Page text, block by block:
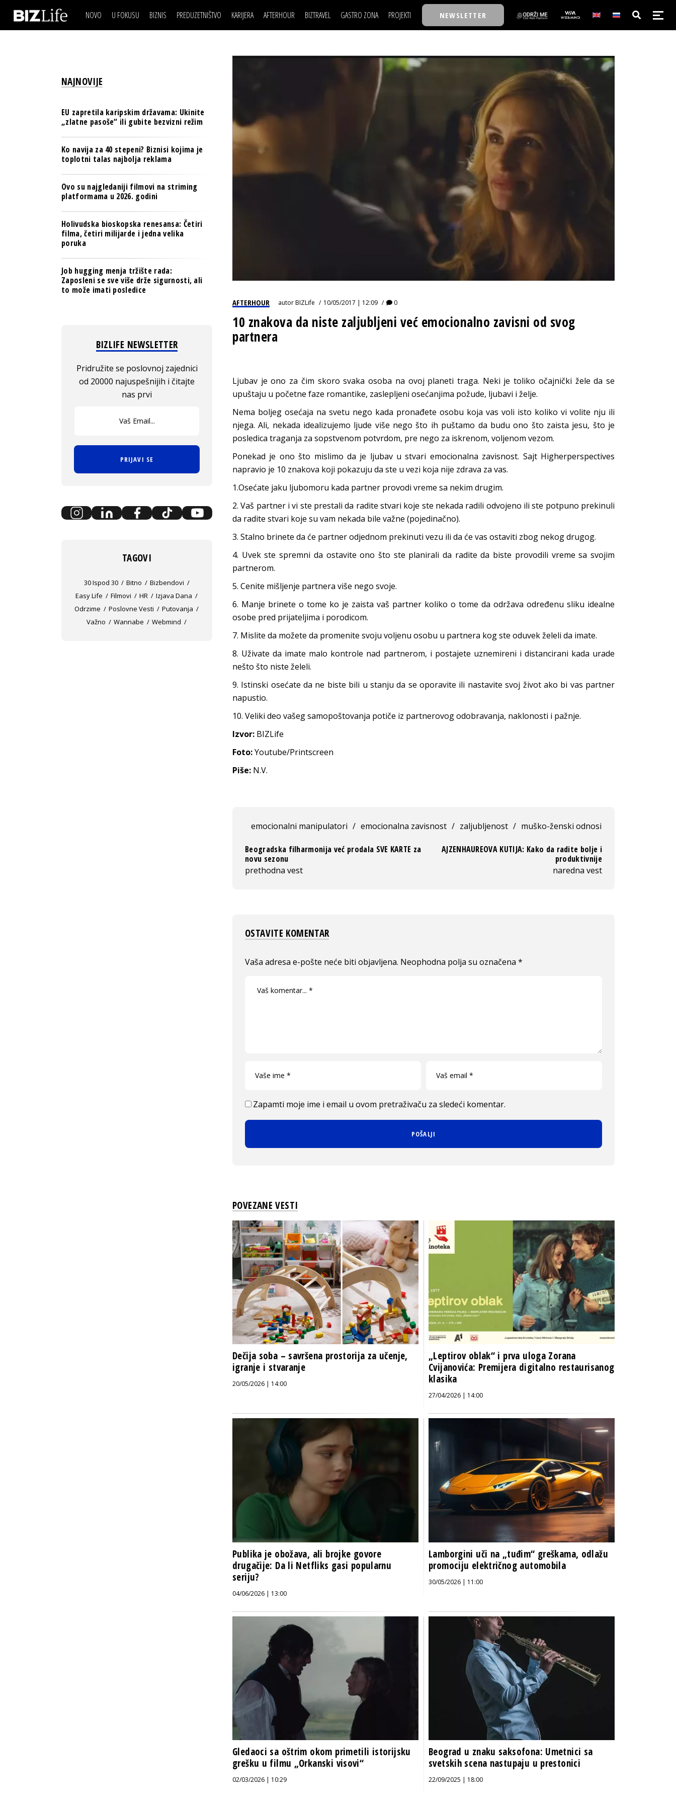
NOVO U FOKUSU BIZNIS
BANKE
OSIGURANJE
TECH I AI
BIZNIS & SPORT
PULS REGIONA
NOVO NA RAFU
PREDUZETNIŠTVO KARIJERA
KNOW-HOW
AFTERHOUR
WELLBEING
BIZTRAVEL GASTRO ZONA PROJEKTI
TASTY TALKS
BMW BIZNIS LIGA
NEWSLETTER
IZJAVA DANABIZNIS SCENA
BREND I KOMUNIKACIJE
OSIGURANJE
TECH I AI
PULS REGIONA
POSAO
MOJ UGAO
FILM I SCENA
AUTO SVET
NAJKOLEGA
30 ISPOD 30
BACK TO OFFICE/SCHOOL
IZJAVA GODINE
AFTERHOUR autorBIZLife 10/05/2017 | 12:09 0
10 znakova da niste zaljubljeni već emocionalno zavisni od svog
partnera
Ljubav je ono za čim skoro svaka osoba na ovoj planeti traga. Neki je toliko očajnički žele da se
upuštaju u početne faze romantike, zaslepljeni osećanjima požude, ljubavi i želje.
Nema boljeg osećaja na svetu nego kada pronađete osobu koja vas voli isto koliko vi volite nju ili
njega. Ali, nekada idealizujemo ljude više nego što ih puštamo da budu ono što zaista jesu, što je
posledica traganja za sopstvenom potvrdom, pre nego za iskrenom, voljenom vezom.
Ponekad je ono što mislimo da je ljubav u stvari emocionalna zavisnost. Sajt Higherperspectives
napravio je 10 znakova koji pokazuju da ste u vezi koja nije zdrava za vas.
1.Osećate jaku ljubomoru kada partner provodi vreme sa nekim drugim.
2. Vaš partner i vi ste prestali da radite stvari koje ste nekada radili odvojeno ili ste potpuno prekinuli
da radite stvari koje su vam nekada bile važne (pojedinačno).
3. Stalno brinete da će partner odjednom prekinuti vezu ili da će vas ostaviti zbog nekog drugog.
4. Uvek ste spremni da ostavite ono što ste planirali da radite da biste provodili vreme sa svojim
partnerom.
5. Cenite mišljenje partnera više nego svoje.
6. Manje brinete o tome ko je zaista vaš partner koliko o tome da održava određenu sliku idealne
osobe pred prijateljima i porodicom.
7. Mislite da možete da promenite svoju voljenu osobu u partnera kog ste oduvek želeli da imate.
8. Uživate da imate malo kontrole nad partnerom, i postajete uznemireni i distancirani kada urade
nešto što niste želeli.
9. Istinski osećate da ne biste bili u stanju da se oporavite ili nastavite svoj život ako bi vas partner
napustio.
10. Veliki deo vašeg samopoštovanja potiče iz partnerovog odobravanja, naklonosti i pažnje.
Izvor: BIZLife
Foto:Youtube/Printscreen
Piše: N.V.
emocionalni manipulatori / emocionalna zavisnost / zaljubljenost / muško-ženski odnosi
Beogradska filharmonija već prodala SVE KARTE za
novu sezonu
prethodna vest
AJZENHAUREOVA KUTIJA: Kako da radite bolje i
produktivnije
naredna vest
OSTAVITE KOMENTAR
Vaša adresa e-pošte neće biti objavljena. Neophodna polja su označena *
Zapamti moje ime i email u ovom pretraživaču za sledeći komentar.
POVEZANE VESTI
Dečija soba – savršena prostorija za učenje,
igranje i stvaranje
20/05/2026 | 14:00
„Leptirov oblak“ i prva uloga Zorana
Cvijanovića: Premijera digitalno restaurisanog
klasika
27/04/2026 | 14:00
Publika je obožava, ali brojke govore
drugačije: Da li Netfliks gasi popularnu
seriju?
04/06/2026 | 13:00
Lamborgini uči na „tuđim“ greškama, odlažu
promociju električnog automobila
30/05/2026 | 11:00
Gledaoci sa oštrim okom primetili istorijsku
grešku u filmu „Orkanski visovi“
02/03/2026 | 10:29
Beograd u znaku saksofona: Umetnici sa
svetskih scena nastupaju u prestonici
22/09/2025 | 18:00
NAJNOVIJE
EU zapretila karipskim državama: Ukinite
„zlatne pasoše“ ili gubite bezvizni režim
Ko navija za 40 stepeni? Biznisi kojima je
toplotni talas najbolja reklama
Ovo su najgledaniji filmovi na striming
platformama u 2026. godini
Holivudska bioskopska renesansa: Četiri
filma, četiri milijarde i jedna velika
poruka
Job hugging menja tržište rada:
Zaposleni se sve više drže sigurnosti, ali
to može imati posledice
BIZLIFE NEWSLETTER
Pridružite se poslovnoj zajednici
od 20000 najuspešnijih i čitajte
nas prvi
PRIJAVI SE
TAGOVI
30 Ispod 30 Bitno
Bizbendovi
Easy Life
Filmovi HR
Izjava Dana
Odrzime
Poslovne Vesti
Putovanja
Važno
Wannabe Webmind